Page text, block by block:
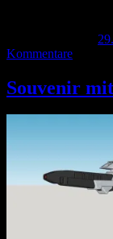
Kommentare
Souvenir